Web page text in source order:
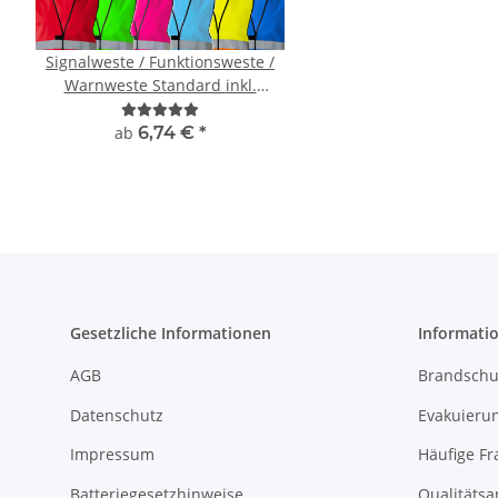
Signalweste / Funktionsweste /
Warnweste Standard inkl.
Premium CMYK + weiß druck
ab 6,74 € *
Gesetzliche Informationen
AGB
Datenschutz
Impressum
Batteriegesetzhinweise
Häufige